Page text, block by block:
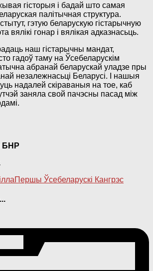
гісторыя і бадай што самая
палітычная структура.
гэтую беларускую гістарычную
вялікі гонар і вялікая адказнасьць.
наш гістарычны мандат,
гадоў таму на Ўсебеларускім
абранай беларускай уладзе пры
незалежнасьці Беларусі. І нашыя
надалей скіраваныя на тое, каб
заняла свой пачэсны пасад між
БНР
Першы Ўсебеларускі Кангрэс